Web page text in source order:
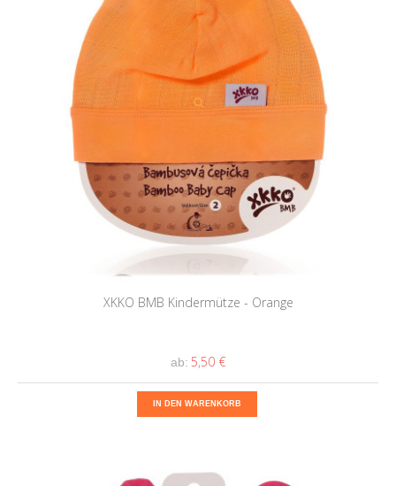
XKKO BMB Kindermütze - Orange
ab: 5,50 €
IN DEN WARENKORB